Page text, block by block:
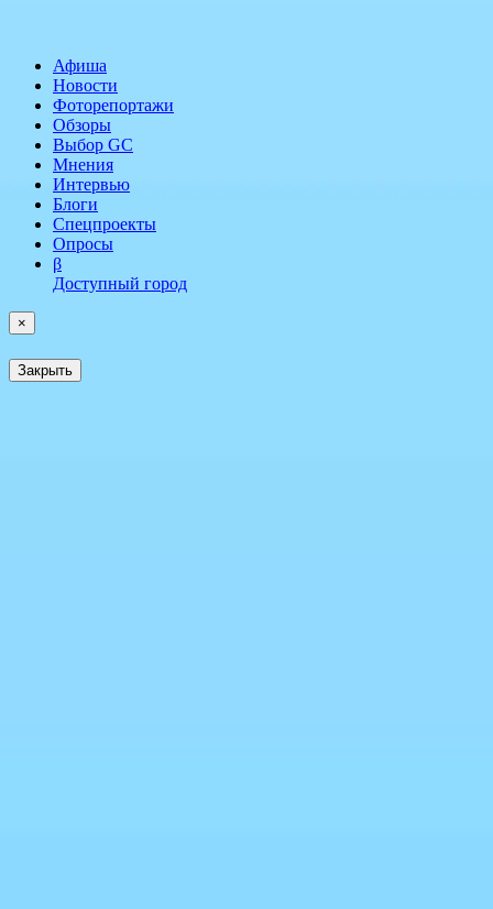
Афиша
Новости
Фоторепортажи
Обзоры
Выбор GC
Мнения
Интервью
Блоги
Спецпроекты
Опросы
β
Доступный город
×
Закрыть